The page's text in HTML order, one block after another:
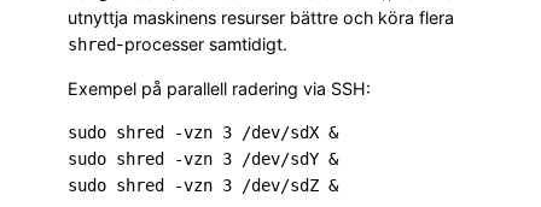
utnyttja maskinens resurser bättre och köra flera
shred-processer samtidigt.
Exempel på parallell radering via SSH:
sudo shred -vzn 3 /dev/sdX &
sudo shred -vzn 3 /dev/sdY &
sudo shred -vzn 3 /dev/sdZ &